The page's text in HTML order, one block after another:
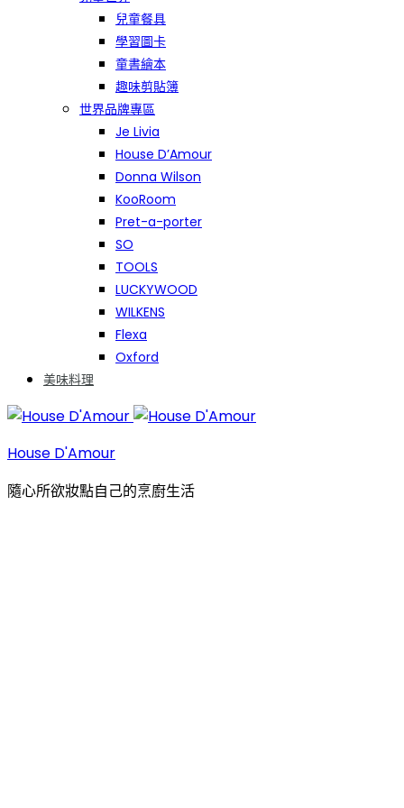
兒童餐具
學習圖卡
童書繪本
趣味剪貼簿
世界品牌專區
Je Livia
House D’Amour
Donna Wilson
KooRoom
Pret-a-porter
SO
TOOLS
LUCKYWOOD
WILKENS
Flexa
Oxford
美味料理
House D'Amour
隨心所欲妝點自己的烹廚生活